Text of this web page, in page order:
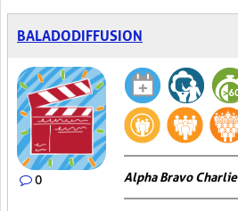
BALADODIFFUSION
0 Alpha Bravo Charlie